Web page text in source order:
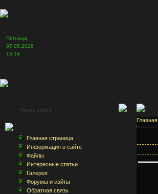
Пятница
07.08.2026
15:14
Меню сайта
Главная страница
Информация о сайте
Файлы
Интересные статьи
Галерея
Форумы и сайты
Обратная связь
Главная